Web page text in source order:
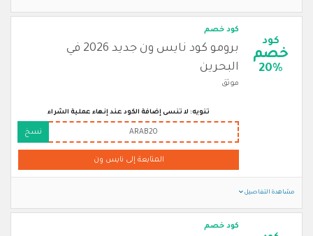
كود
خصم
20%
كود خصم
برومو كود نايس ون جديد 2026 في
البحرين
موثق
تنويه: لا تنسى إضافة الكود عند إنهاء عملية الشراء
ARAB20 نسخ
المتابعة إلى نايس ون
مشاهدة التفاصيل
كود خصم